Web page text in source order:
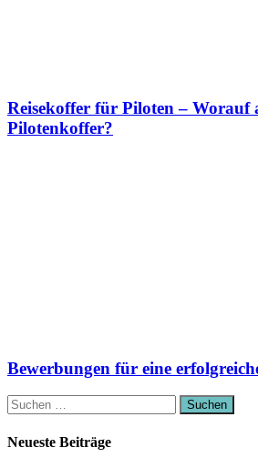
Reisekoffer für Piloten – Worauf
Pilotenkoffer?
Bewerbungen für eine
Suchen
nach:
Neueste Beiträge